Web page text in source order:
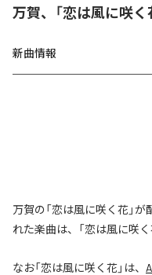
万賀、「恋は風に咲く
新曲情報
万賀の「恋は風に咲く花」
れた楽曲は、「恋は風に咲く
なお「恋は風に咲く花」は、